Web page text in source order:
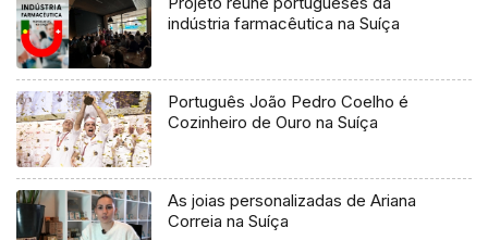
indústria farmacêutica na Suíça
Português João Pedro Coelho é
Cozinheiro de Ouro na Suíça
As joias personalizadas de Ariana
Correia na Suíça